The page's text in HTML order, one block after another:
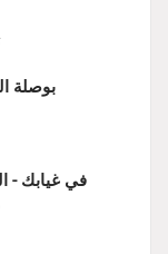
بوصلة
في غيابك -